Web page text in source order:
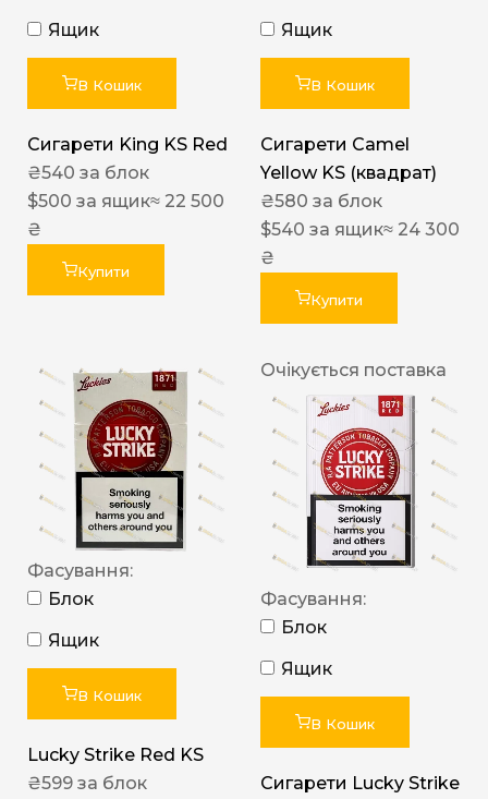
Ящик
В Кошик
Сигарети King KS Red
₴540 за блок
$500 за ящик≈ 22 500
₴
Купити
Ящик
В Кошик
Сигарети Camel
Yellow KS (квадрат)
₴580 за блок
$540 за ящик≈ 24 300
₴
Купити
Фасування:
Блок
Ящик
В Кошик
Lucky Strike Red KS
₴599 за блок
Очікується поставка
Фасування:
Блок
Ящик
В Кошик
Сигарети Lucky Strike